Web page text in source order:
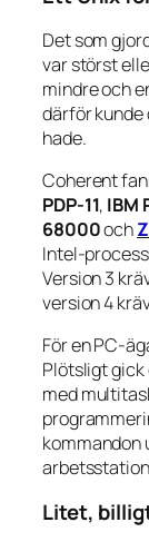
Det som
var störst
mindre och
därför kunde
hade.
Coherent
PDP-11, IBM
68000och
Intel-
Version 3
version 4
För en PC-
Plötsligt
med
kommandon
Litet,